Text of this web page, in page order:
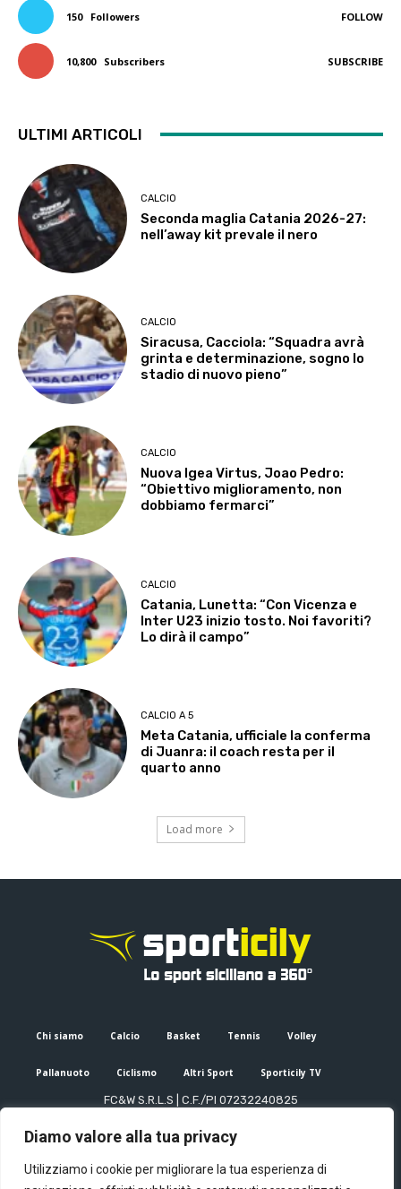
Diamo valore alla tua privacy
Utilizziamo i cookie per migliorare la tua esperienza di
150 Followers FOLLOW
10,800 Subscribers SUBSCRIBE
ULTIMI ARTICOLI
CALCIO
Seconda maglia Catania 2026-27:
nell’away kit prevale il nero
CALCIO
Siracusa, Cacciola: “Squadra avrà
grinta e determinazione, sogno lo
stadio di nuovo pieno”
CALCIO
Nuova Igea Virtus, Joao Pedro:
“Obiettivo miglioramento, non
dobbiamo fermarci”
CALCIO
Catania, Lunetta: “Con Vicenza e
Inter U23 inizio tosto. Noi favoriti?
Lo dirà il campo”
CALCIO A 5
Meta Catania, ufficiale la conferma
di Juanra: il coach resta per il
quarto anno
Load more
Chi siamo Calcio Basket Tennis Volley
Pallanuoto Ciclismo Altri Sport Sporticily TV
FC&W S.R.L.S | C.F./PI 07232240825
Editore e direttore responsabile: Francesco Cammuca | Registro
Mail: info@sporticily.it| Telefono:+39 371 788 7216